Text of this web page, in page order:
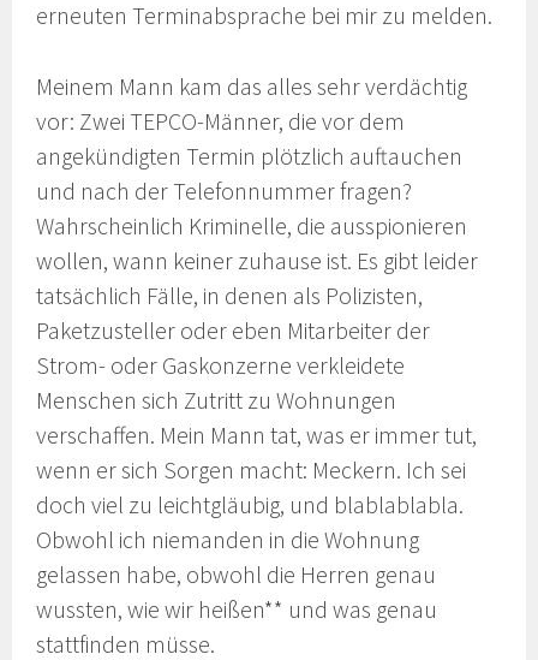
erneuten Terminabsprache bei mir zu melden.
Meinem Mann kam das alles sehr verdächtig
vor: Zwei TEPCO-Männer, die vor dem
angekündigten Termin plötzlich auftauchen
und nach der Telefonnummer fragen?
Wahrscheinlich Kriminelle, die ausspionieren
wollen, wann keiner zuhause ist. Es gibt leider
tatsächlich Fälle, in denen als Polizisten,
Paketzusteller oder eben Mitarbeiter der
Strom- oder Gaskonzerne verkleidete
Menschen sich Zutritt zu Wohnungen
verschaffen. Mein Mann tat, was er immer tut,
wenn er sich Sorgen macht: Meckern. Ich sei
doch viel zu leichtgläubig, und blablablabla.
Obwohl ich niemanden in die Wohnung
gelassen habe, obwohl die Herren genau
wussten, wie wir heißen** und was genau
stattfinden müsse.